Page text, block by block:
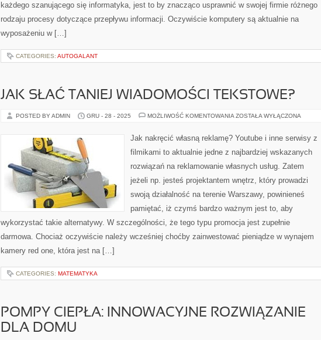
każdego szanującego się informatyka, jest to by znacząco usprawnić w swojej firmie różnego
rodzaju procesy dotyczące przepływu informacji. Oczywiście komputery są aktualnie na
wyposażeniu w […]
CATEGORIES: AUTOGALANT
JAK SŁAĆ TANIEJ WIADOMOŚCI TEKSTOWE?
POSTED BY ADMIN GRU - 28 - 2025 MOŻLIWOŚĆ KOMENTOWANIA JAK
WIADOMOŚCI
TEKSTOWE?
ZOSTAŁA WYŁĄCZONA
Jak nakręcić własną reklamę? Youtube i inne serwisy z
filmikami to aktualnie jedne z najbardziej wskazanych
rozwiązań na reklamowanie własnych usług. Zatem
jeżeli np. jesteś projektantem wnętrz, który prowadzi
swoją działalność na terenie Warszawy, powinieneś
pamiętać, iż czymś bardzo ważnym jest to, aby
wykorzystać takie alternatywy. W szczególności, że tego typu promocja jest zupełnie
darmowa. Chociaż oczywiście należy wcześniej choćby zainwestować pieniądze w wynajem
kamery red one, która jest na […]
CATEGORIES: MATEMATYKA
POMPY CIEPŁA: INNOWACYJNE ROZWIĄZANIE
DLA DOMU